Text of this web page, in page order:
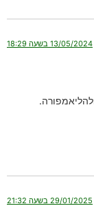
13/05/2024 בשעה 18:29
29/01/2025 בשעה 21:32